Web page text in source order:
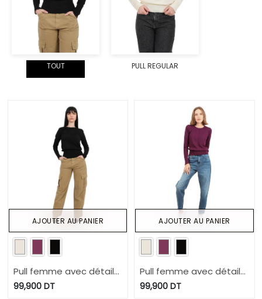
TOUT PULL REGULAR
Pull femme avec détail
broderie en maille fine
99,900DT
AJOUTER AU PANIER
Pull femme avec détail
broderie en maille fine
99,900 DT
AJOUTER AU PANIER